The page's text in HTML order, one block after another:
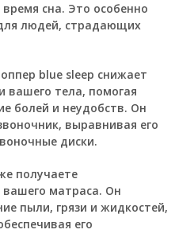
сна. Это особенно
людей, страдающих
blue sleep снижает
вашего тела, помогая
болей и неудобств. Он
выравнивая его
диски.
получаете
матраса. Он
пыли, грязи и жидкостей,
его